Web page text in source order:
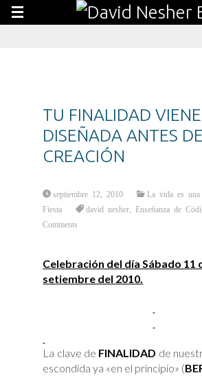
TU FINALIDAD VIENE
DISEÑADA ANTES
CREACIÓN
septiembre 12, 2010
La vida es una
Fiesta
david nesher Enseñanza de
Comments
Celebración del día Sábado 11
setiembre del 2010.
La clave de FINALIDAD de
escondida ya «en el principio» (